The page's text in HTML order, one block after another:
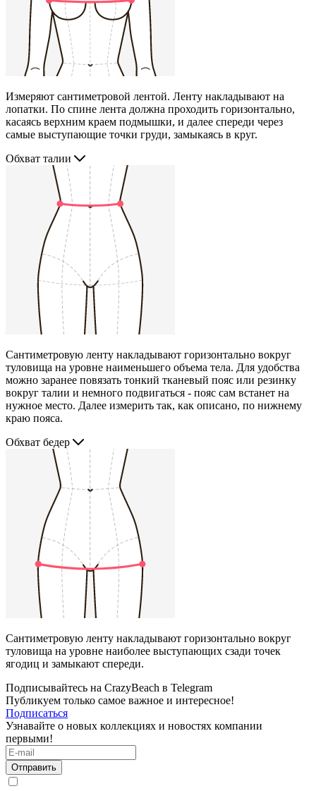
Измеряют сантиметровой лентой. Ленту накладывают на
лопатки. По спине лента должна проходить горизонтально,
касаясь верхним краем подмышки, и далее спереди через
самые выступающие точки груди, замыкаясь в круг.
Обхват талии
Сантиметровую ленту накладывают горизонтально вокруг
туловища на уровне наименьшего объема тела. Для удобства
можно заранее повязать тонкий тканевый пояс или резинку
вокруг талии и немного подвигаться - пояс сам встанет на
нужное место. Далее измерить так, как описано, по нижнему
краю пояса.
Обхват бедер
Сантиметровую ленту накладывают горизонтально вокруг
туловища на уровне наиболее выступающих сзади точек
ягодиц и замыкают спереди.
Подписывайтесь на CrazyBeach в Telegram
Публикуем только самое важное и интересное!
Подписаться
Узнавайте о новых коллекциях и новостях компании
первыми!
Отправить